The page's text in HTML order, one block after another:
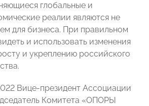
глобальные и
реалии являются не
для бизнеса. При правильном
и использовать изменения
и укреплению российского
Вице-президент Ассоциации
Комитета «ОПОРЫ